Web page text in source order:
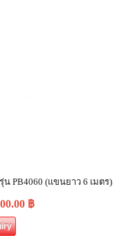
PB4060 (แขนยาว 6 เมตร)
฿